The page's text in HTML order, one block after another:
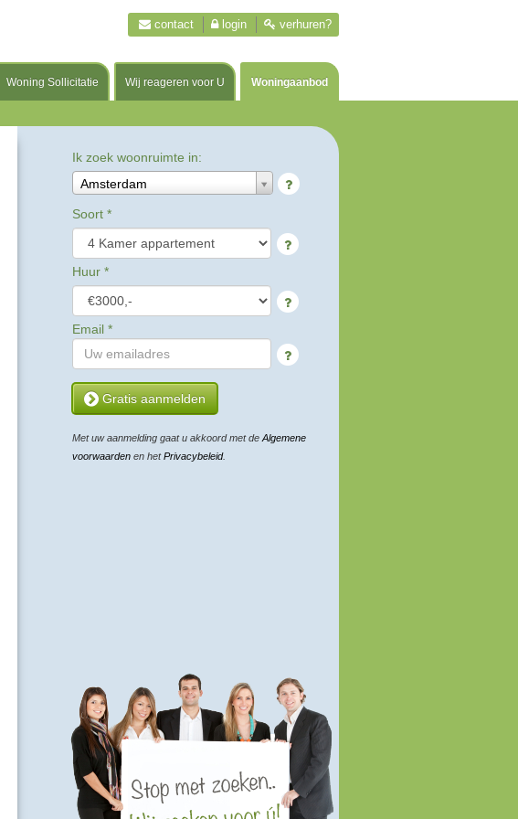
Woning Sollicitatie Wij reageren voor U Woningaanbod
contact login verhuren?
Ik zoek woonruimte in:
Amsterdam
Soort *
Huur *
Email *
Gratis aanmelden
Met uw aanmelding gaat u akkoord met de Algemene
voorwaarden en hetPrivacybeleid.